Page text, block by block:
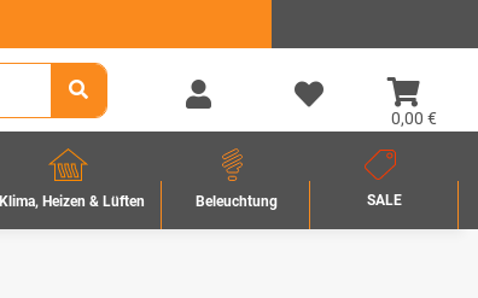
0,00 €
Klima, Heizen & Lüften Beleuchtung SALE